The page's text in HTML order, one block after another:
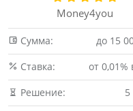
Money4you
Сумма:
до 15
Cтавка:
от 0,01%
Решение: